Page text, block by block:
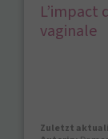
L’impact
vaginale
Zuletzt